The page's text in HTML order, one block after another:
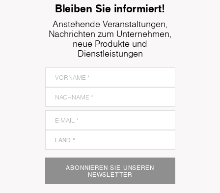
Bleiben Sie informiert!
Anstehende Veranstaltungen,
Nachrichten zum Unternehmen,
neue Produkte und
Dienstleistungen
ABONNIEREN SIE UNSEREN
NEWSLETTER